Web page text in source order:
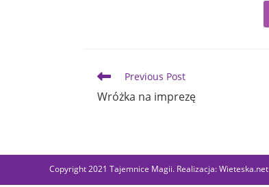
Previous Post
Wróżka na imprezę
Copyright 2021 Tajemnice Magii. Realizacja: Wieteska.net